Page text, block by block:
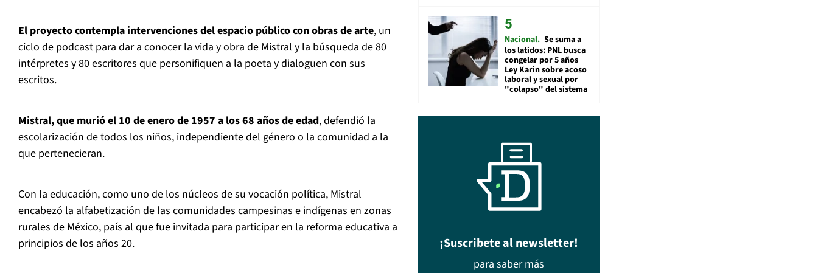
El proyecto contempla intervenciones del espacio público con obras de arte, un
ciclo de podcast para dar a conocer la vida y obra de Mistral y la búsqueda de 80
intérpretes y 80 escritores que personifiquen a la poeta y dialoguen con sus
escritos.
Mistral, que murió el 10 de enero de 1957 a los 68 años de edad, defendió la
escolarización de todos los niños, independiente del género o la comunidad a la
que pertenecieran.
Con la educación, como uno de los núcleos de su vocación política, Mistral
encabezó la alfabetización de las comunidades campesinas e indígenas en zonas
rurales de México, país al que fue invitada para participar en la reforma educativa a
principios de los años 20.
Nacional Se suma a
los latidos: PNL busca
congelar por 5 años
Ley Karin sobre acoso
laboral y sexual por
"colapso" del sistema
¡Suscribete al newsletter!
para saber más